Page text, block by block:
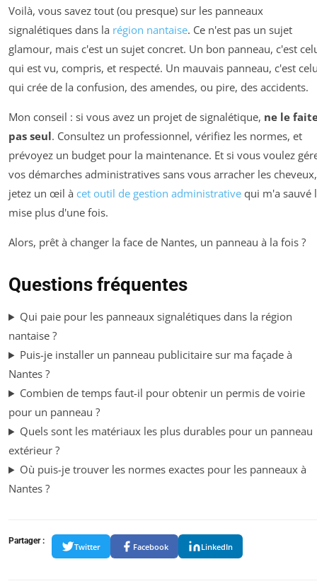
Voilà, vous savez tout (ou presque) sur les panneaux
signalétiques dans la région nantaise. Ce n'est pas un sujet
glamour, mais c'est un sujet concret. Un bon panneau, c'est
qui est vu, compris, et respecté. Un mauvais panneau, c'est
qui crée de la confusion, des amendes, ou pire, des accidents.
Mon conseil : si vous avez un projet de signalétique, ne le
pas seul. Consultez un professionnel, vérifiez les normes, et
prévoyez un budget pour la maintenance. Et si vous voulez
vos démarches administratives sans vous arracher les cheveux,
jetez un œil à cet outil de gestion administrative qui m'a sauvé
mise plus d'une fois.
Alors, prêt à changer la face de Nantes, un panneau à la fois ?
Questions fréquentes
Qui paie pour les panneaux signalétiques dans la région
nantaise ?
Puis-je installer un panneau publicitaire sur ma façade à
Nantes ?
Combien de temps faut-il pour obtenir un permis de voirie
pour un panneau ?
Quels sont les matériaux les plus durables pour un panneau
extérieur ?
Où puis-je trouver les normes exactes pour les panneaux à
Nantes ?
Partager :
Twitter Facebook LinkedIn